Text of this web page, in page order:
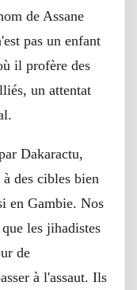
de Assane
pas un enfant
il profère des
un attentat
Dakaractu,
des cibles bien
en Gambie. Nos
les jihadistes
de
à l'assaut. Ils